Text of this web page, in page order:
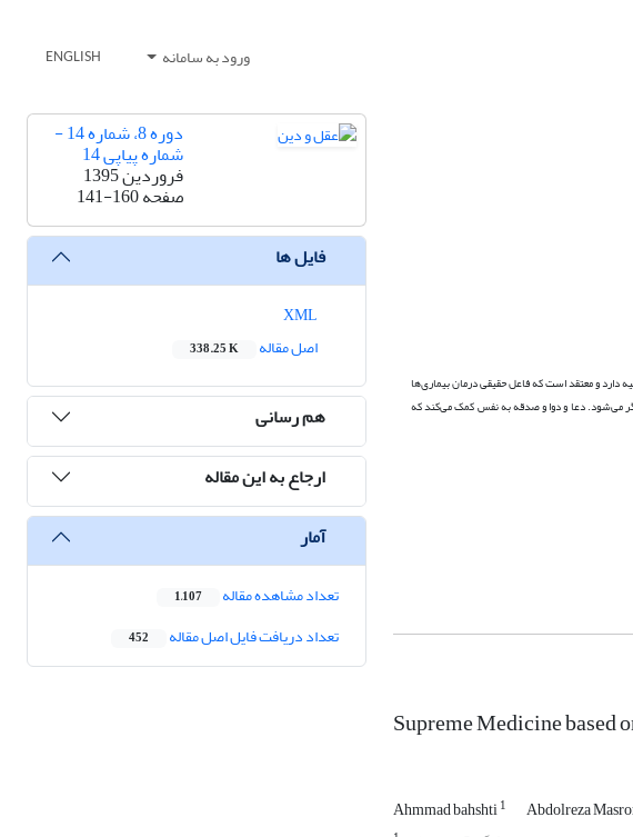
ورود به سامانه ENGLISH
دارد و معتقد است که فاعل حقیقیدرمان بیماری‌ها
می‌شود. دعا و دوا و صدقه به نفس کمک می‌کند که
Supreme Medicine based
Ahmmad bahshti1 Abdolreza
دوره 8، شماره 14 -
شماره پیاپی 14
فروردین 1395
صفحه141-160
فایل ها
اصل مقاله
338.25 K
هم رسانی
ارجاع به این مقاله
آمار
تعداد مشاهده مقاله 1,107
تعداد دریافت فایل اصل مقاله 452